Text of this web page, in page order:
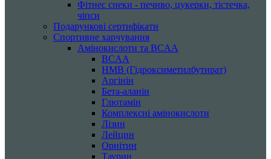
Фітнес снеки - печиво, цукерки, тістечка,
чіпси
Подарункові сертифікати
Спортивне харчування
Амінокислоти та BCAA
BCAA
HMB (Гідроксиметилбутират)
Аргінін
Бета-аланін
Глютамін
Комплексні амінокислоти
Лізин
Лейцин
Орнітин
Таурин